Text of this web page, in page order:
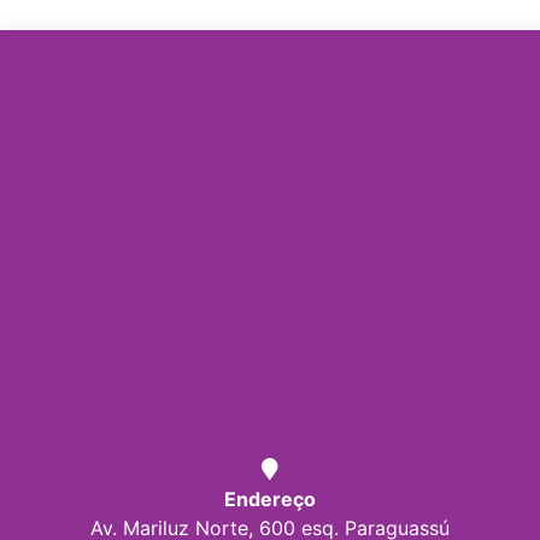
Endereço
Av. Mariluz Norte, 600 esq. Paraguassú